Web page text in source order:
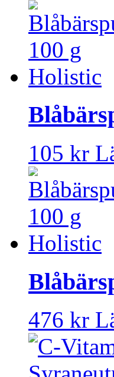
105 kr
476 kr